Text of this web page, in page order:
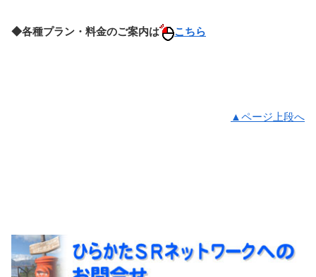
◆各種プラン・料金のご案内は こちら
▲ページ上段へ